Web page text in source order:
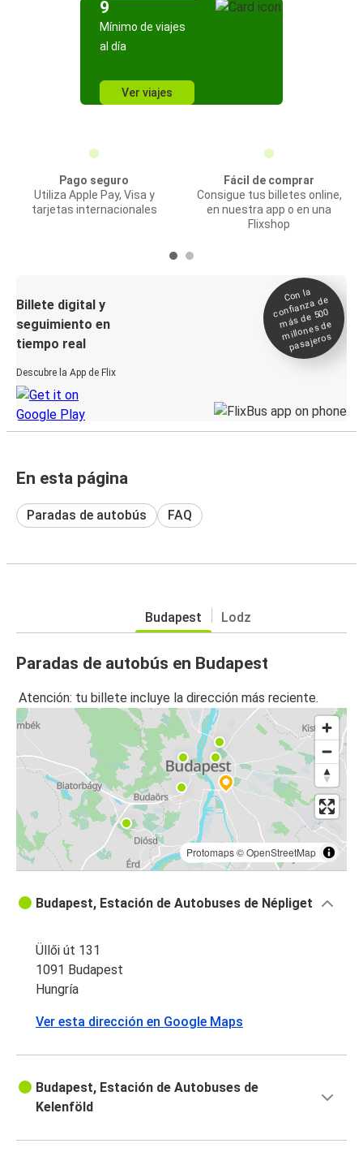
9
Mínimo de viajes
al día
Ver viajes
Pago seguro
Utiliza Apple Pay, Visa y
tarjetas internacionales
Fácil de comprar
Consigue tus billetes online,
en nuestra app o en una
Flixshop
Billete digital y
seguimiento en
tiempo real
Descubre la App de Flix
Con la
confianza de
más de 500
millones de
pasajeros
En esta página
Paradas de autobús FAQ
Budapest Lodz
Paradas de autobús en Budapest
Atención: tu billete incluye la dirección más reciente.
Protomaps©OpenStreetMap
Budapest, Estación de Autobuses de Népliget
Üllői út 131
1091 Budapest
Hungría
Ver esta dirección en Google Maps
Budapest, Estación de Autobuses de
Kelenföld